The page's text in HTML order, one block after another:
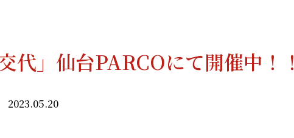
代」仙台PARCOにて開催中！！
2023.05.20